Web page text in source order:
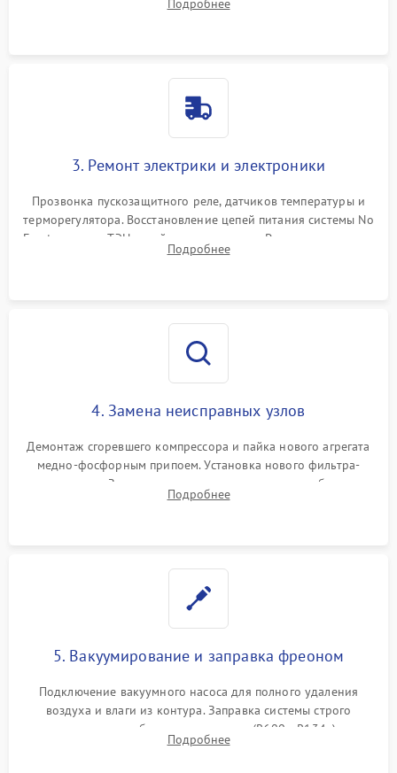
продувка капиллярной трубки для устранения засоров.
Подробнее
3. Ремонт электрики и электроники
Прозвонка пускозащитного реле, датчиков температуры и
терморегулятора. Восстановление цепей питания системы No
Frost, включая ТЭН оттайки и вентилятор. Ремонт или замена
платы управления при сбоях алгоритмов.
Подробнее
4. Замена неисправных узлов
Демонтаж сгоревшего компрессора и пайка нового агрегата
медно-фосфорным припоем. Установка нового фильтра-
осушителя. Замена изношенных вентиляторов обдува,
сломанных заслонок или поврежденных дверных петель.
Подробнее
5. Вакуумирование и заправка фреоном
Подключение вакуумного насоса для полного удаления
воздуха и влаги из контура. Заправка системы строго
дозированным объемом хладагента (R600a, R134a) по
электронным весам. Контроль рабочего давления в системе.
Подробнее